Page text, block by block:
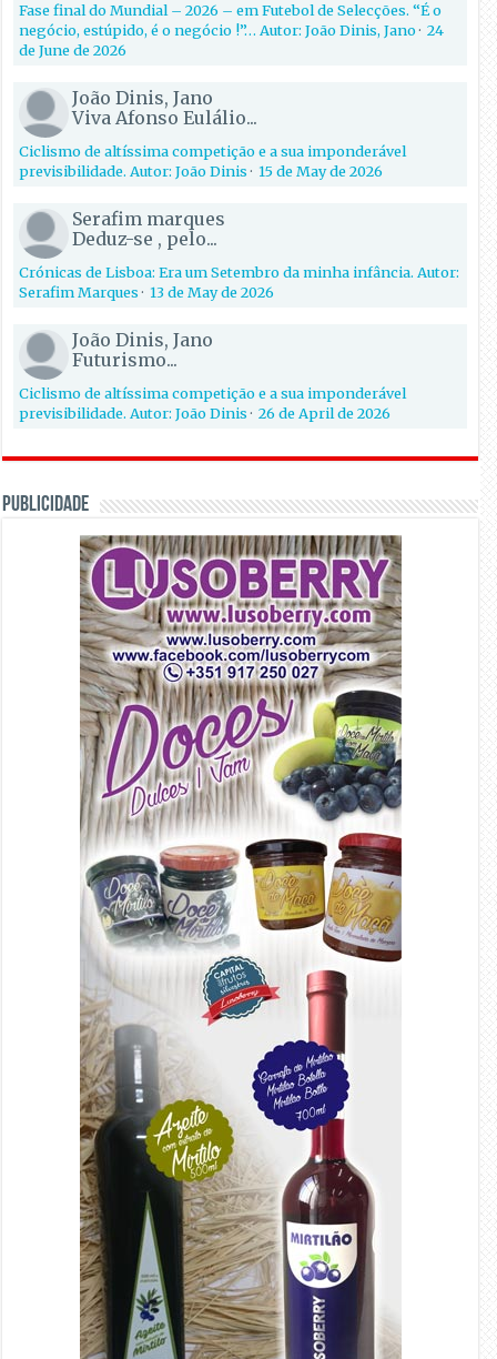
Fase final do Mundial – 2026 – em Futebol de Selecções. “É o
negócio, estúpido, é o negócio !”… Autor: João Dinis, Jano·24
de June de 2026
João Dinis, Jano
Viva Afonso Eulálio...
Ciclismo de altíssima competição e a sua imponderável
previsibilidade. Autor: João Dinis·15 de May de 2026
Serafim marques
Deduz-se , pelo...
Crónicas de Lisboa: Era um Setembro da minha infância. Autor:
Serafim Marques·13 de May de 2026
João Dinis, Jano
Futurismo...
Ciclismo de altíssima competição e a sua imponderável
previsibilidade. Autor: João Dinis·26 de April de 2026
PUBLICIDADE